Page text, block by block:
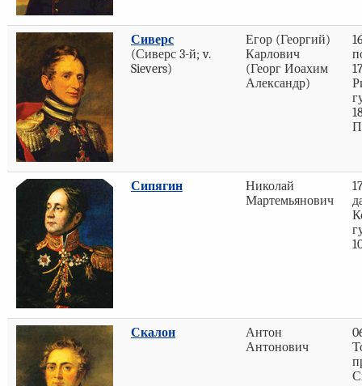
Сиверс
(Сиверс 3-й; v.
Sievers)
Егор (Георгий)
Карлович
(Георг Иоахим
Александр)
Сипягин
Николай
Мартемьянович
Скалон
Антон
Антонович